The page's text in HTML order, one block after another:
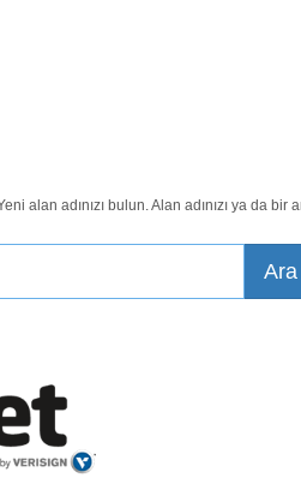
alan adınızı bulun. Alan adınızı ya da
Ara